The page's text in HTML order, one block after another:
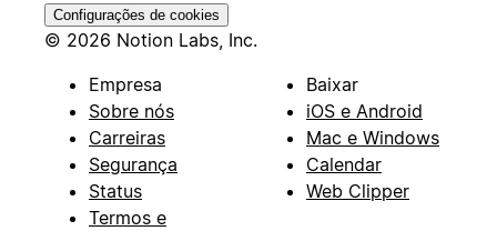
Configurações de cookies
© 2026 Notion Labs, Inc.
Empresa
Sobre nós
Carreiras
Segurança
Status
Termos e
Baixar
iOS e Android
Mac e Windows
Calendar
Web Clipper